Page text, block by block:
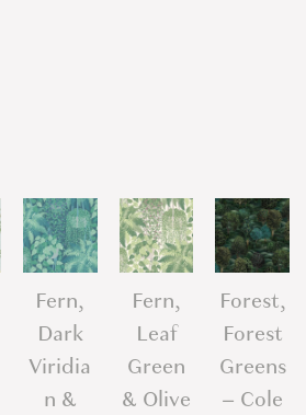
Fern,
Dark
Viridia
n &
Fern,
Leaf
Green
& Olive
Forest,
Forest
Greens
– Cole